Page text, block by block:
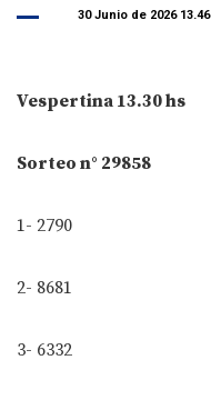
30 Junio de 2026 13.46
Vespertina 13.30 hs
Sorteo n° 29858
1- 2790
2- 8681
3- 6332